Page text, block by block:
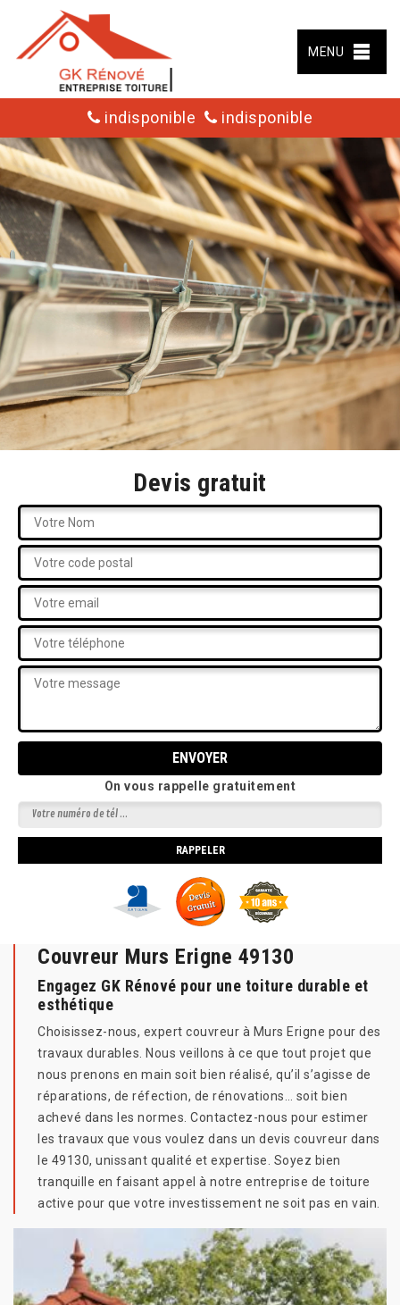
MENU
indisponible indisponible
Devis gratuit
On vous rappelle gratuitement
Couvreur Murs Erigne 49130
Engagez GK Rénové pour une toiture durable et
esthétique
Choisissez-nous, expert couvreur à Murs Erigne pour des
travaux durables. Nous veillons à ce que tout projet que
nous prenons en main soit bien réalisé, qu’il s’agisse de
réparations, de réfection, de rénovations… soit bien
achevé dans les normes. Contactez-nous pour estimer
les travaux que vous voulez dans un devis couvreur dans
le 49130, unissant qualité et expertise. Soyez bien
tranquille en faisant appel à notre entreprise de toiture
active pour que votre investissement ne soit pas en vain.